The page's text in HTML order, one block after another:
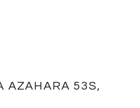
AZAHARA 53S,